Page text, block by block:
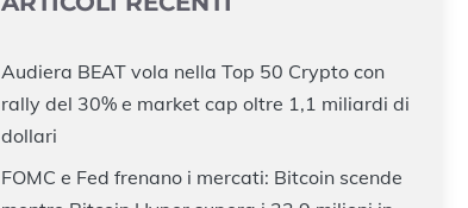
Audiera BEAT vola nella Top 50 Crypto con
rally del 30% e market cap oltre 1,1 miliardi di
dollari
FOMC e Fed frenano i mercati: Bitcoin scende